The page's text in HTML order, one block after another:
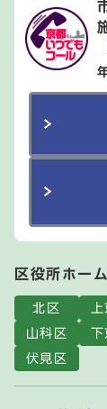
区役所ホー
北区
山科区
下
伏見区